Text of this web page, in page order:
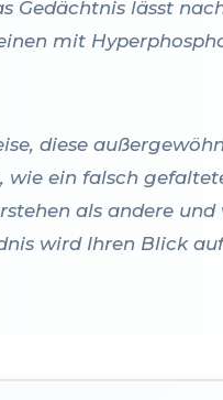
Gedächtnis lässt
mit
diese
wie ein falsch
als andere und
wird Ihren Blick